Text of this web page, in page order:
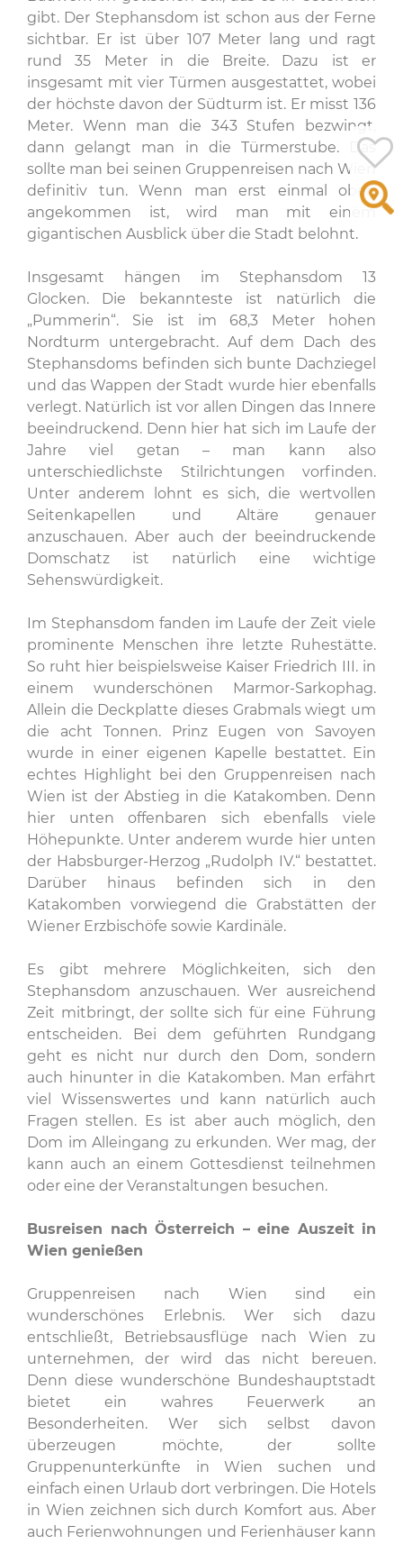
gibt. Der Stephansdom ist schon aus der Ferne
sichtbar. Er ist über 107 Meter lang und ragt
rund 35 Meter in die Breite. Dazu ist er
insgesamt mit vier Türmen ausgestattet, wobei
der höchste davon der Südturm ist. Er misst 136
Meter. Wenn man die 343 Stufen bezwingt,
dann gelangt man in die Türmerstube. Das
sollte man bei seinen Gruppenreisen nach Wien
definitiv tun. Wenn man erst einmal oben
angekommen ist, wird man mit einem
gigantischen Ausblick über die Stadt belohnt.
Insgesamt hängen im Stephansdom 13
Glocken. Die bekannteste ist natürlich die
„Pummerin“. Sie ist im 68,3 Meter hohen
Nordturm untergebracht. Auf dem Dach des
Stephansdoms befinden sich bunte Dachziegel
und das Wappen der Stadt wurde hier ebenfalls
verlegt. Natürlich ist vor allen Dingen das Innere
beeindruckend. Denn hier hat sich im Laufe der
Jahre viel getan – man kann also
unterschiedlichste Stilrichtungen vorfinden.
Unter anderem lohnt es sich, die wertvollen
Seitenkapellen und Altäre genauer
anzuschauen. Aber auch der beeindruckende
Domschatz ist natürlich eine wichtige
Sehenswürdigkeit.
Im Stephansdom fanden im Laufe der Zeit viele
prominente Menschen ihre letzte Ruhestätte.
So ruht hier beispielsweise Kaiser Friedrich III. in
einem wunderschönen Marmor-Sarkophag.
Allein die Deckplatte dieses Grabmals wiegt um
die acht Tonnen. Prinz Eugen von Savoyen
wurde in einer eigenen Kapelle bestattet. Ein
echtes Highlight bei den Gruppenreisen nach
Wien ist der Abstieg in die Katakomben. Denn
hier unten offenbaren sich ebenfalls viele
Höhepunkte. Unter anderem wurde hier unten
der Habsburger-Herzog „Rudolph IV.“ bestattet.
Darüber hinaus befinden sich in den
Katakomben vorwiegend die Grabstätten der
Wiener Erzbischöfe sowie Kardinäle.
Es gibt mehrere Möglichkeiten, sich den
Stephansdom anzuschauen. Wer ausreichend
Zeit mitbringt, der sollte sich für eine Führung
entscheiden. Bei dem geführten Rundgang
geht es nicht nur durch den Dom, sondern
auch hinunter in die Katakomben. Man erfährt
viel Wissenswertes und kann natürlich auch
Fragen stellen. Es ist aber auch möglich, den
Dom im Alleingang zu erkunden. Wer mag, der
kann auch an einem Gottesdienst teilnehmen
oder eine der Veranstaltungen besuchen.
Busreisen nach Österreich – eine Auszeit in
Wien genießen
Gruppenreisen nach Wien sind ein
wunderschönes Erlebnis. Wer sich dazu
entschließt, Betriebsausflüge nach Wien zu
unternehmen, der wird das nicht bereuen.
Denn diese wunderschöne Bundeshauptstadt
bietet ein wahres Feuerwerk an
Besonderheiten. Wer sich selbst davon
überzeugen möchte, der sollte
Gruppenunterkünfte in Wien suchen und
einfach einen Urlaub dort verbringen. Die Hotels
in Wien zeichnen sich durch Komfort aus. Aber
auch Ferienwohnungen und Ferienhäuser kann